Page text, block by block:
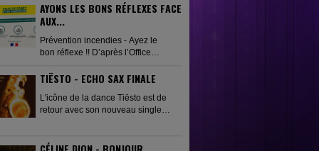
accompagner cette sortie,
l'artiste...
AYONS LES BONS RÉFLEXES FACE
AUX...
Prévention incendies - Ayez le
bon réflexe !! D’après l’Office
distingue les causes suivantes :
TIËSTO - ECHO SAX FINALE
L'icône de la dance Tiësto est de
retour avec son nouveau single
Caleb Arredondo. Ce titre vient